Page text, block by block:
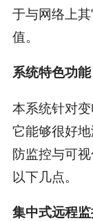
于与网络上
值。
系统特色功能
本系统针对
它能够很好
防监控与可
以下几点。
集中式远程